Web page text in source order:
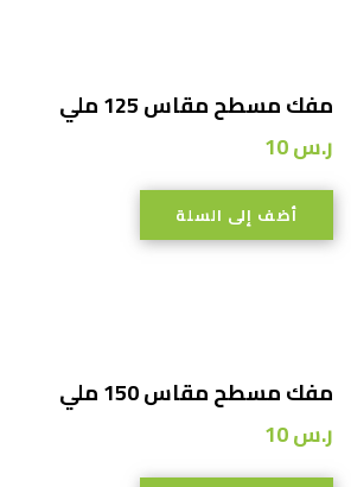
مفك مسطح مقاس 125 ملي
ر.س10
أضف إلى السلة
مفك مسطح مقاس 150 ملي
ر.س10